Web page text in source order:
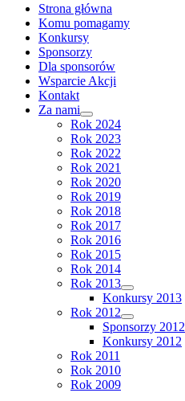
Strona główna
Komu pomagamy
Konkursy
Sponsorzy
Dla sponsorów
Wsparcie Akcji
Kontakt
Za nami
Rok 2024
Rok 2023
Rok 2022
Rok 2021
Rok 2020
Rok 2019
Rok 2018
Rok 2017
Rok 2016
Rok 2015
Rok 2014
Rok 2013
Konkursy 2013
Rok 2012
Sponsorzy 2012
Konkursy 2012
Rok 2011
Rok 2010
Rok 2009